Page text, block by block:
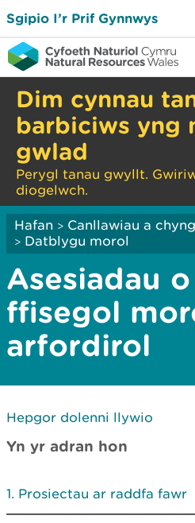
Sgipio I’r Prif Gynnwys
Dim cynnau
barbiciws yng
gwlad
Perygl tanau gwyllt.
diogelwch.
Hafan > Canllawiau a
> Datblygu morol
Asesiadau
ffisegol
arfordirol
Hepgor dolenni llywio
Yn yr adran hon
Prosiectau ar raddfa fawr